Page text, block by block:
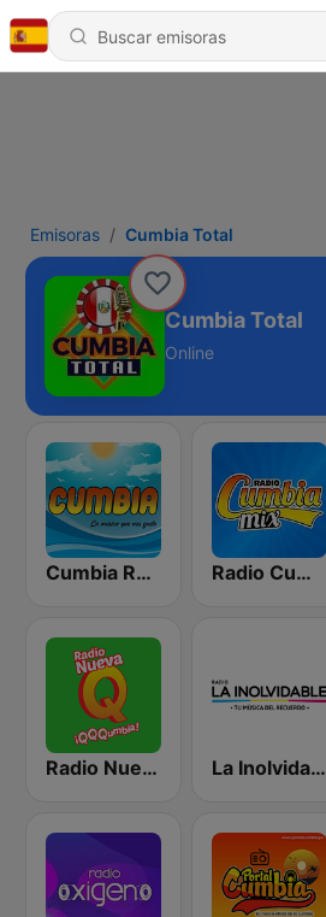
Emisoras Cumbia Total
Cumbia Total
Online
Cumbia Radio Radio Cumbia Mix
Radio Nueva Q La Inolvidable